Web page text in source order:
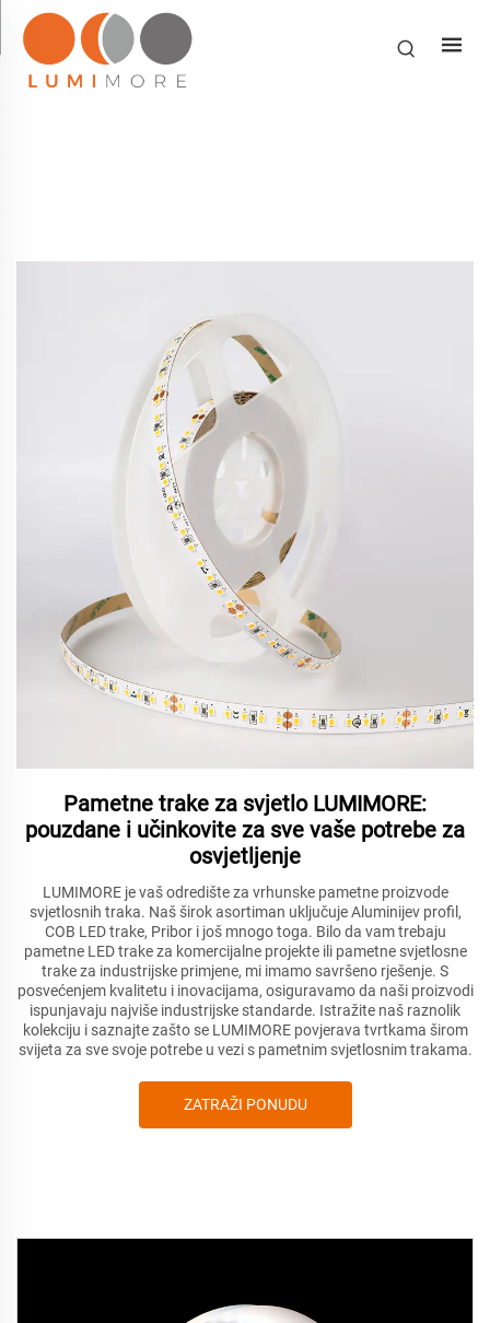
Pametne trake za svjetlo LUMIMORE:
pouzdane i učinkovite za sve vaše potrebe za
osvjetljenje
LUMIMORE je vaš odredište za vrhunske pametne proizvode
svjetlosnih traka. Naš širok asortiman uključuje Aluminijev profil,
COB LED trake, Pribor i još mnogo toga. Bilo da vam trebaju
pametne LED trake za komercijalne projekte ili pametne svjetlosne
trake za industrijske primjene, mi imamo savršeno rješenje. S
posvećenjem kvalitetu i inovacijama, osiguravamo da naši proizvodi
ispunjavaju najviše industrijske standarde. Istražite naš raznolik
kolekciju i saznajte zašto se LUMIMORE povjerava tvrtkama širom
svijeta za sve svoje potrebe u vezi s pametnim svjetlosnim trakama.
ZATRAŽI PONUDU